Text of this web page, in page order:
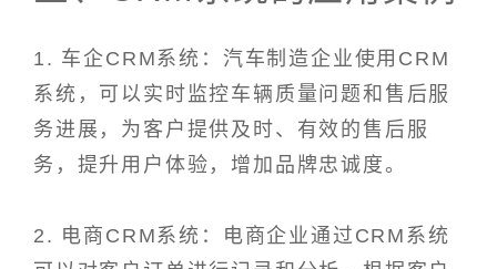
1. 车企CRM系统：汽车制造企业使用CRM
系统，可以实时监控车辆质量问题和售后服
务进展，为客户提供及时、有效的售后服
务，提升用户体验，增加品牌忠诚度。
2. 电商CRM系统：电商企业通过CRM系统